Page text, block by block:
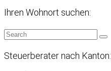
Ihren Wohnort suchen:
Steuerberater nach Kanton: